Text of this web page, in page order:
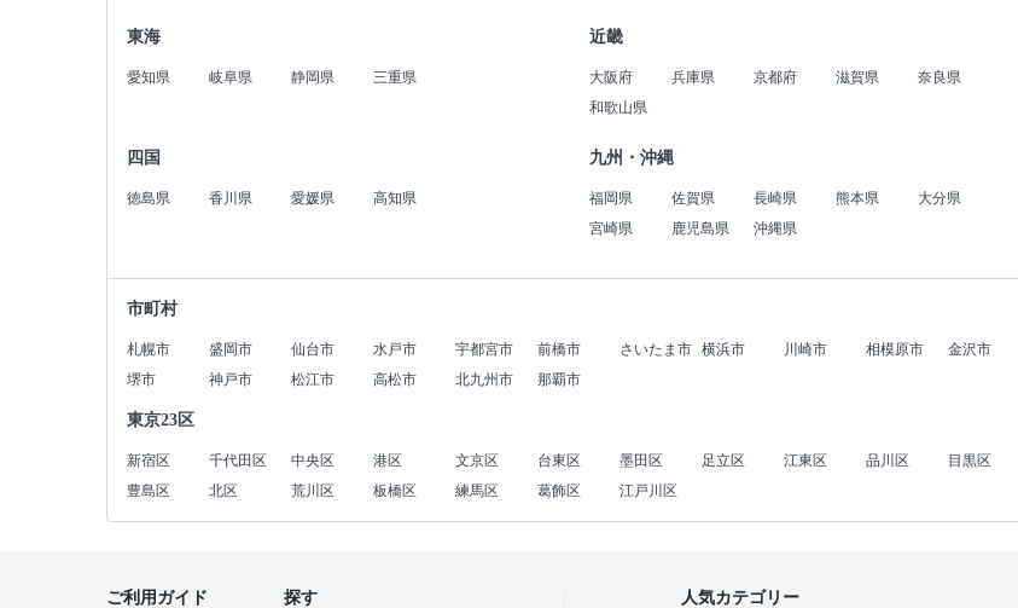
東海
愛知県 岐阜県 静岡県 三重県
近畿
大阪府 兵庫県 京都府 滋賀県
奈良県
和歌山県
四国
徳島県 香川県 愛媛県 高知県
九州・沖縄
福岡県 佐賀県 長崎県 熊本県
大分県
宮崎県
鹿児島県 沖縄県
市町村
札幌市 盛岡市 仙台市 水戸市 宇都宮市 前橋市 さいたま市 横浜市 川崎市 相模原市 金沢市
堺市
神戸市 松江市 高松市 北九州市 那覇市
東京23区
新宿区 千代田区 中央区 港区 文京区 台東区 墨田区 足立区 江東区 品川区 目黒区
豊島区
北区 荒川区 板橋区 練馬区 葛飾区 江戸川区
探す
ご利用ガイド 人気カテゴリー